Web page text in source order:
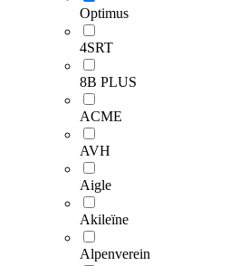
Optimus
4SRT
8B PLUS
ACME
AVH
Aigle
Akileïne
Alpenverein